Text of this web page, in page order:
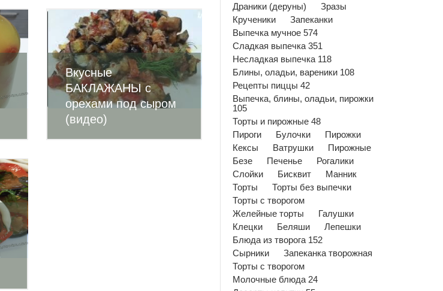
Вкусные
БАКЛАЖАНЫ с
орехами под сыром
(видео)
Драники (деруны)
Зразы
Крученики
Запеканки
Выпечка мучное 574
Сладкая выпечка 351
Несладкая выпечка 118
Блины, оладьи, вареники 108
Рецепты пиццы 42
Выпечка, блины, оладьи, пирожки
105
Торты и пирожные 48
Пироги
Булочки
Пирожки
Кексы
Ватрушки
Пирожные
Безе
Печенье
Рогалики
Слойки
Бисквит
Манник
Торты
Торты без выпечки
Торты с творогом
Желейные торты
Галушки
Клецки
Беляши
Лепешки
Блюда из творога 152
Сырники
Запеканка творожная
Торты с творогом
Молочные блюда 24